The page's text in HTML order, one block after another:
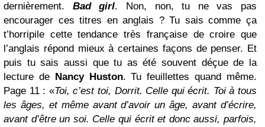
dernièrement. Bad girl. Non, non, tu ne vas pas
encourager ces titres en anglais ? Tu sais comme ça
t’horripile cette tendance très française de croire que
l’anglais répond mieux à certaines façons de penser. Et
puis tu sais aussi que tu as été souvent déçue de la
lecture de Nancy Huston. Tu feuillettes quand même.
Page 11 : «Toi, c’est toi, Dorrit. Celle qui écrit. Toi à tous
les âges, et même avant d’avoir un âge, avant d’écrire,
avant d’être un soi. Celle qui écrit et donc aussi, parfois,